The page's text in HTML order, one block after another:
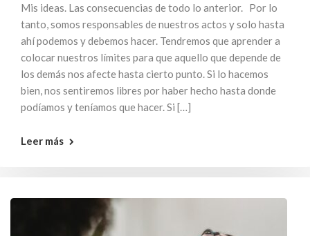
Mis ideas. Las consecuencias de todo lo anterior. Por lo
tanto, somos responsables de nuestros actos y solo hasta
ahí podemos y debemos hacer. Tendremos que aprender a
colocar nuestros límites para que aquello que depende de
los demás nos afecte hasta cierto punto. Si lo hacemos
bien, nos sentiremos libres por haber hecho hasta donde
podíamos y teníamos que hacer. Si […]
Leer más